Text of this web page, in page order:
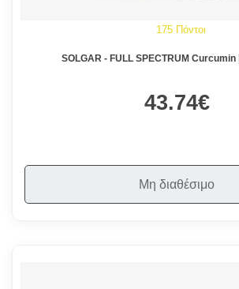
175 Πόντοι
SOLGAR - FULL SPECTRUM
43.74€
Μη διαθέσιμο